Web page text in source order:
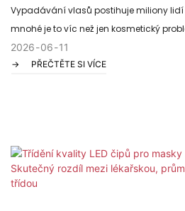
Vypadávání vlasů postihuje miliony lidí
mnohé je to víc než jen kosmetický
cesta poznamenaná frustrací a
Pravděpodobně jste vyzkoušeli
vlasů.
2026 06 11
PŘEČTĚTE SI VÍCE